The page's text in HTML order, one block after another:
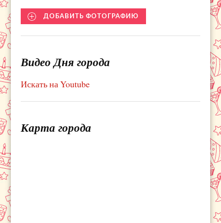
ДОБАВИТЬ ФОТОГРАФИЮ
Видео Дня города
Искать на Youtube
Карта города